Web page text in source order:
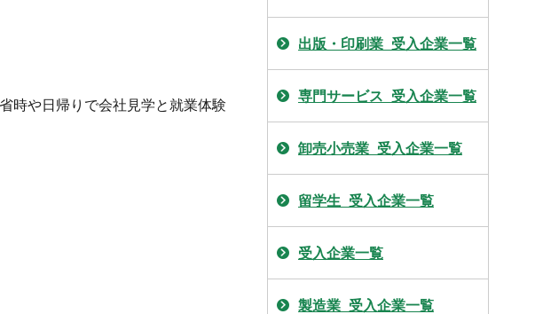
時や日帰りで会社見学と就業体験
出版・印刷業_受入企業一覧
専門サービス_受入企業一覧
卸売小売業_受入企業一覧
留学生_受入企業一覧
受入企業一覧
製造業_受入企業一覧